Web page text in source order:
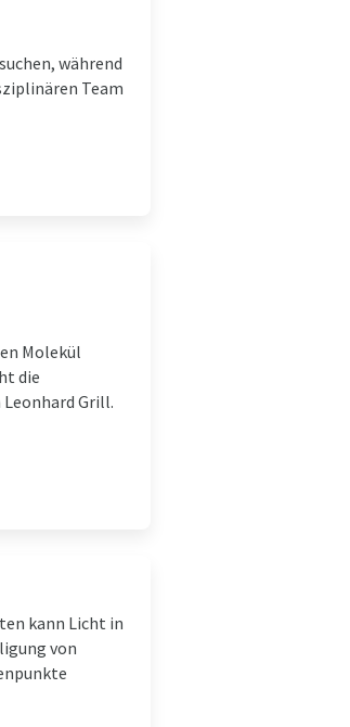
während
Team
Molekül
die
Grill.
kann Licht in
von